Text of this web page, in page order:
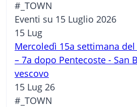
#_TOWN
Eventi su 15 Luglio 2026
15 Lug
Mercoledì 15a settimana
– 7a dopo Pentecoste - San
vescovo
15 Lug 26
#_TOWN